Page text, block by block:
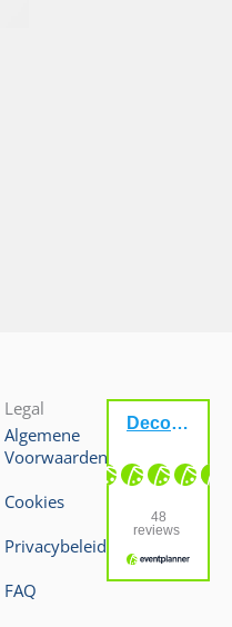
Legal
Algemene
Voorwaarden
Cookies
Privacybeleid
FAQ